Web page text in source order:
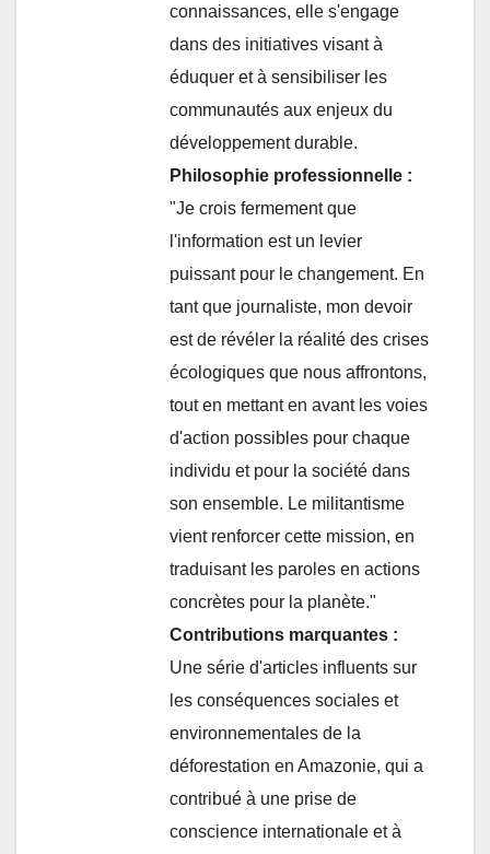
connaissances, elle s'engage
dans des initiatives visant à
éduquer et à sensibiliser les
communautés aux enjeux du
développement durable.
Philosophie professionnelle :
"Je crois fermement que
l'information est un levier
puissant pour le changement. En
tant que journaliste, mon devoir
est de révéler la réalité des crises
écologiques que nous affrontons,
tout en mettant en avant les voies
d'action possibles pour chaque
individu et pour la société dans
son ensemble. Le militantisme
vient renforcer cette mission, en
traduisant les paroles en actions
concrètes pour la planète."
Contributions marquantes :
Une série d'articles influents sur
les conséquences sociales et
environnementales de la
déforestation en Amazonie, qui a
contribué à une prise de
conscience internationale et à